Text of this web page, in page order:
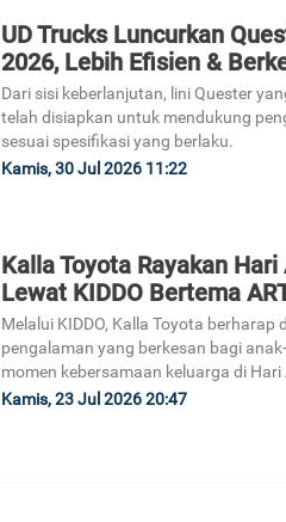
UD Trucks Luncurkan
2026, Lebih Efisien &
Dari sisi keberlanjutan, lini Quester
telah disiapkan untuk mendukung
sesuai spesifikasi yang berlaku.
Kamis, 30 Jul 2026 11:22
Kalla Toyota Rayakan
Lewat KIDDO Bertema
Melalui KIDDO, Kalla Toyota berharap
pengalaman yang berkesan bagi
momen kebersamaan keluarga di Hari
Kamis, 23 Jul 2026 20:47